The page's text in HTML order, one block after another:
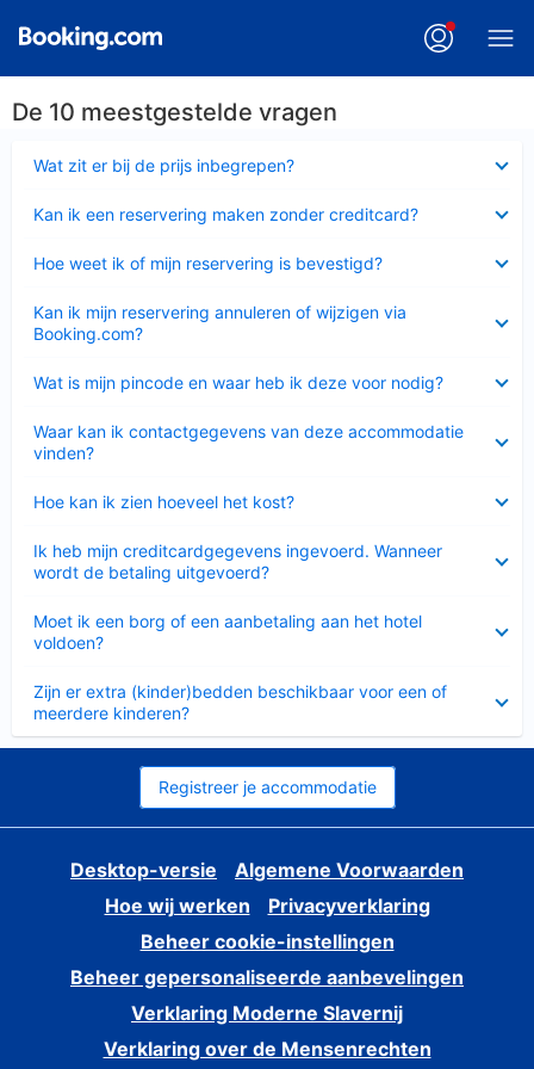
De 10 meestgestelde vragen
Wat zit er bij de prijs inbegrepen?
Kan ik een reservering maken zonder creditcard?
Hoe weet ik of mijn reservering is bevestigd?
Kan ik mijn reservering annuleren of wijzigen via
Booking.com?
Wat is mijn pincode en waar heb ik deze voor nodig?
Waar kan ik contactgegevens van deze accommodatie
vinden?
Hoe kan ik zien hoeveel het kost?
Ik heb mijn creditcardgegevens ingevoerd. Wanneer
wordt de betaling uitgevoerd?
Moet ik een borg of een aanbetaling aan het hotel
voldoen?
Zijn er extra (kinder)bedden beschikbaar voor een of
meerdere kinderen?
Registreer je accommodatie
Desktop-versie
Algemene Voorwaarden
Hoe wij werken
Privacyverklaring
Beheer cookie-instellingen
Beheer gepersonaliseerde aanbevelingen
Verklaring Moderne Slavernij
Verklaring over de Mensenrechten